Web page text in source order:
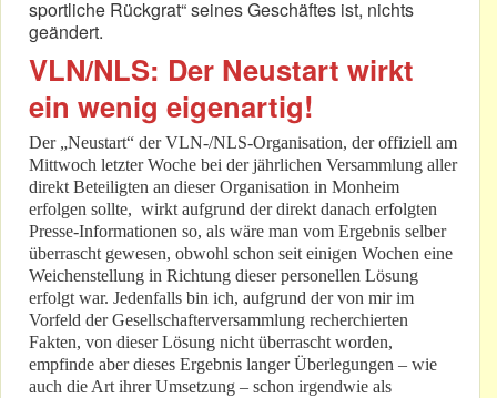
sportliche Rückgrat“ seines Geschäftes ist, nichts
geändert.
VLN/NLS: Der Neustart wirkt
ein wenig eigenartig!
Der „Neustart“ der VLN-/NLS-Organisation, der offiziell am
Mittwoch letzter Woche bei der jährlichen Versammlung aller
direkt Beteiligten an dieser Organisation in Monheim
erfolgen sollte, wirkt aufgrund der direkt danach erfolgten
Presse-Informationen so, als wäre man vom Ergebnis selber
überrascht gewesen, obwohl schon seit einigen Wochen eine
Weichenstellung in Richtung dieser personellen Lösung
erfolgt war. Jedenfalls bin ich, aufgrund der von mir im
Vorfeld der Gesellschafterversammlung recherchierten
Fakten, von dieser Lösung nicht überrascht worden,
empfinde aber dieses Ergebnis langer Überlegungen – wie
auch die Art ihrer Umsetzung – schon irgendwie als